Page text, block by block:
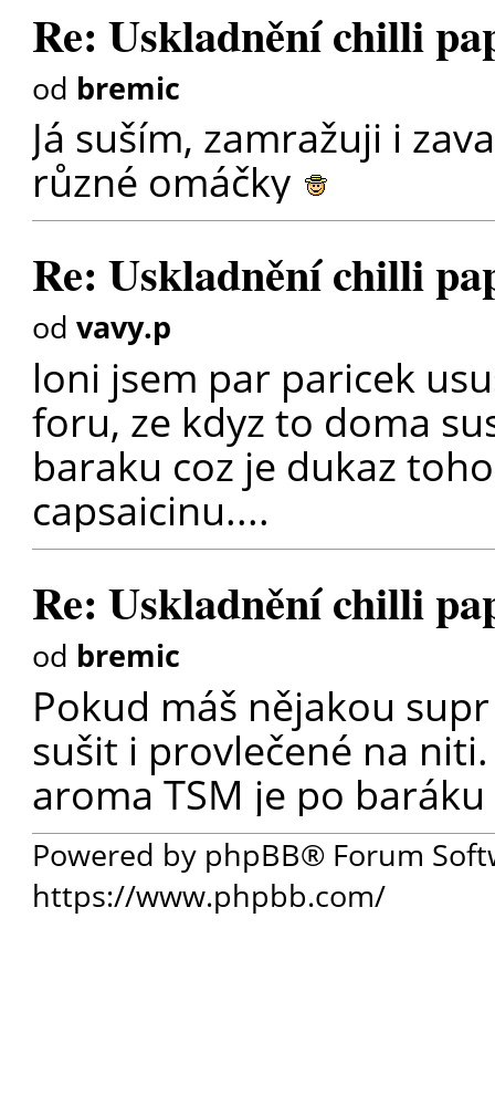
Re: Uskladnění chilli
od bremic
Já suším, zamražuji i
různé omáčky
Re: Uskladnění chilli
odvavy.p
loni jsem par paricek
foru, ze kdyz to doma
baraku coz je dukaz
capsaicinu....
Re: Uskladnění chilli
od bremic
Pokud máš nějakou
sušit i provlečené na
aroma TSM je po
Powered by phpBB® Forum
https://www.phpbb.com/